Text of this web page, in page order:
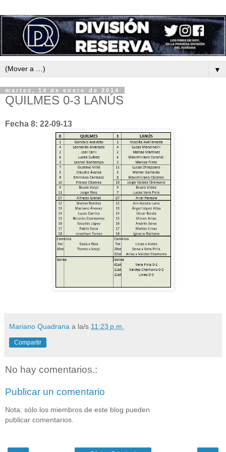
▼
martes, 14 de enero de 2014
QUILMES 0-3 LANÚS
Fecha 8: 22-09-13
Mariano Quadrana a la/s 11:23 p.m.
Compartir
No hay comentarios.:
Publicar un comentario
Nota: sólo los miembros de este blog pueden
publicar comentarios.